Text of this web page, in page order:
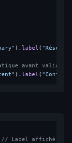
).label ( "Résumé"
avant
).label (
// Label affiché